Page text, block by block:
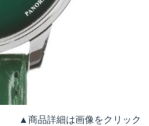
▲商品詳細は画像をクリック